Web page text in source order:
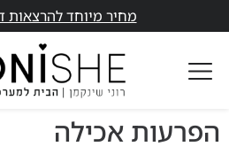
מחיר מיוחד להרצאות
הפרעות אכילה